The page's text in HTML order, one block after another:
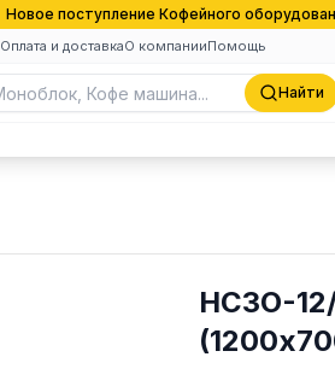
Новое поступление Кофейного
Оплата и доставкаО компанииПомощь
Найти
НСЗО-